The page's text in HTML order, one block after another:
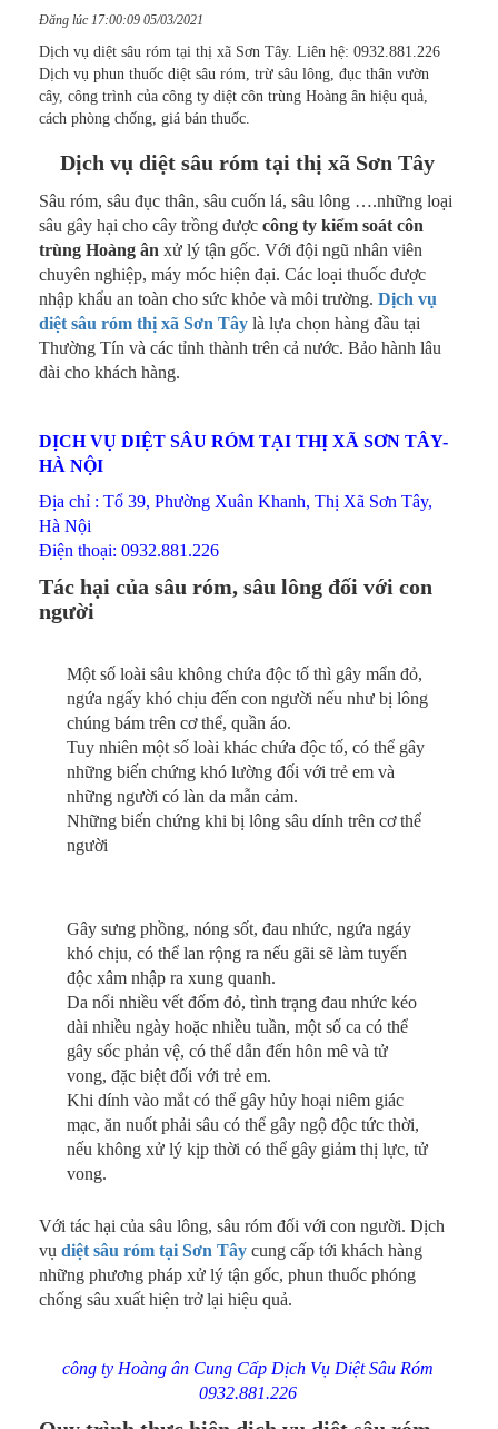
Đăng lúc 17:00:09 05/03/2021
Dịch vụ diệt sâu róm tại thị xã Sơn Tây. Liên hệ: 0932.881.226
Dịch vụ phun thuốc diệt sâu róm, trừ sâu lông, đục thân vườn
cây, công trình của công ty diệt côn trùng Hoàng ân hiệu quả,
cách phòng chống, giá bán thuốc.
Dịch vụ diệt sâu róm tại thị xã Sơn Tây
Sâu róm, sâu đục thân, sâu cuốn lá, sâu lông ….những loại
sâu gây hại cho cây trồng được công ty kiểm soát côn
trùng Hoàng ân xử lý tận gốc. Với đội ngũ nhân viên
chuyên nghiệp, máy móc hiện đại. Các loại thuốc được
nhập khẩu an toàn cho sức khỏe và môi trường. Dịch vụ
diệt sâu róm thị xã Sơn Tây là lựa chọn hàng đầu tại
Thường Tín và các tỉnh thành trên cả nước. Bảo hành lâu
dài cho khách hàng.
DỊCH VỤ DIỆT SÂU RÓM TẠI THỊ XÃ SƠN TÂY-
HÀ NỘI
Địa chỉ : Tổ 39, Phường Xuân Khanh, Thị Xã Sơn Tây,
Hà Nội
Điện thoại: 0932.881.226
Tác hại của sâu róm, sâu lông đối với con
người
Một số loài sâu không chứa độc tố thì gây mẩn đỏ,
ngứa ngấy khó chịu đến con người nếu như bị lông
chúng bám trên cơ thể, quần áo.
Tuy nhiên một số loài khác chứa độc tố, có thể gây
những biến chứng khó lường đối với trẻ em và
những người có làn da mẫn cảm.
Những biến chứng khi bị lông sâu dính trên cơ thể
người
Gây sưng phồng, nóng sốt, đau nhức, ngứa ngáy
khó chịu, có thể lan rộng ra nếu gãi sẽ làm tuyến
độc xâm nhập ra xung quanh.
Da nổi nhiều vết đốm đỏ, tình trạng đau nhức kéo
dài nhiều ngày hoặc nhiều tuần, một số ca có thể
gây sốc phản vệ, có thể dẫn đến hôn mê và tử
vong, đặc biệt đối với trẻ em.
Khi dính vào mắt có thể gây hủy hoại niêm giác
mạc, ăn nuốt phải sâu có thể gây ngộ độc tức thời,
nếu không xử lý kịp thời có thể gây giảm thị lực, tử
vong.
Với tác hại của sâu lông, sâu róm đối với con người. Dịch
vụ diệt sâu róm tại Sơn Tây cung cấp tới khách hàng
những phương pháp xử lý tận gốc, phun thuốc phóng
chống sâu xuất hiện trở lại hiệu quả.
công ty Hoàng ân Cung Cấp Dịch Vụ Diệt Sâu Róm
0932.881.226